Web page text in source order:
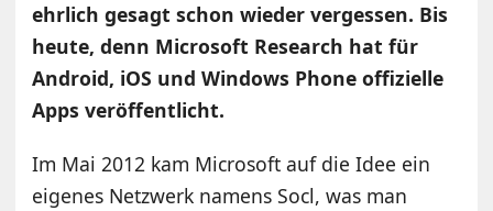
ehrlich gesagt schon wieder vergessen. Bis
heute, denn Microsoft Research hat für
Android, iOS und Windows Phone offizielle
Apps veröffentlicht.
Im Mai 2012 kam Microsoft auf die Idee ein
eigenes Netzwerk namens Socl, was man